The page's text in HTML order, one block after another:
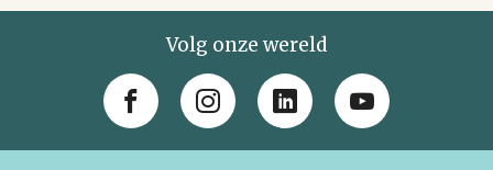
Volg onze wereld